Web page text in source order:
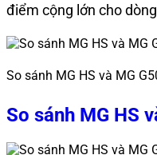
điểm cộng lớn cho
So sánh MG HS và MG
So sánh MG HS